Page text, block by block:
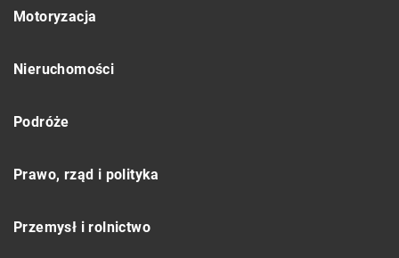
Motoryzacja
Nieruchomości
Podróże
Prawo, rząd i polityka
Przemysł i rolnictwo